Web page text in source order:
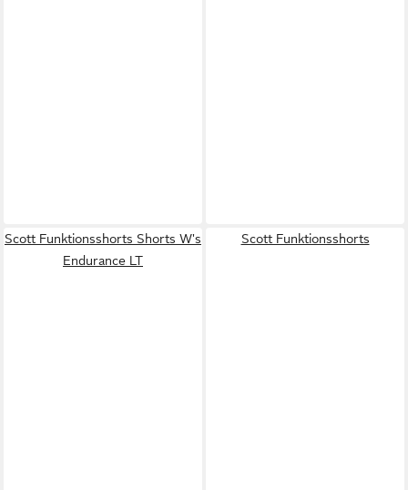
Scott Funktionsshorts Shorts W's
Endurance LT
Scott Funktionsshorts